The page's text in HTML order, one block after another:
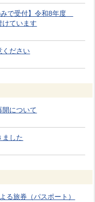
みで受付】令和8年度
けています
ください
開について
ました
る旅券（パスポート）